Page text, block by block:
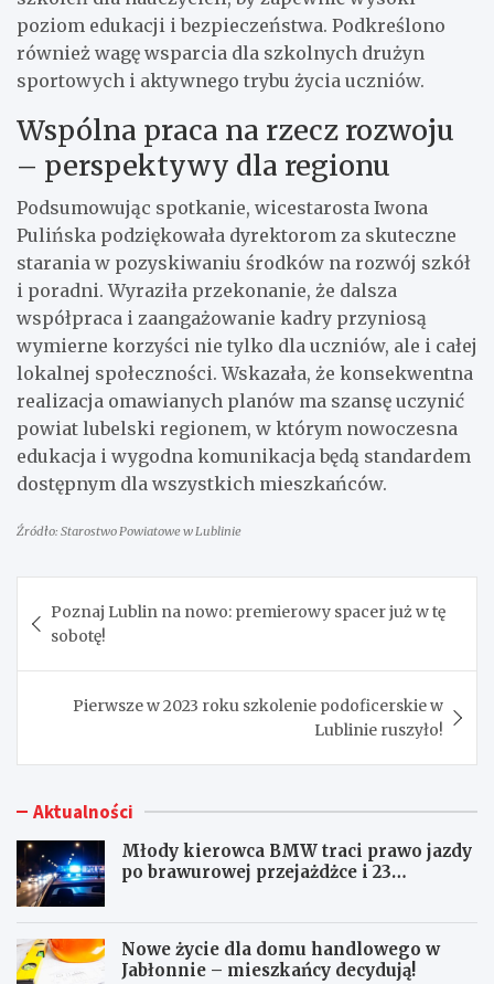
poziom edukacji i bezpieczeństwa. Podkreślono
również wagę wsparcia dla szkolnych drużyn
sportowych i aktywnego trybu życia uczniów.
Wspólna praca na rzecz rozwoju
– perspektywy dla regionu
Podsumowując spotkanie, wicestarosta Iwona
Pulińska podziękowała dyrektorom za skuteczne
starania w pozyskiwaniu środków na rozwój szkół
i poradni. Wyraziła przekonanie, że dalsza
współpraca i zaangażowanie kadry przyniosą
wymierne korzyści nie tylko dla uczniów, ale i całej
lokalnej społeczności. Wskazała, że konsekwentna
realizacja omawianych planów ma szansę uczynić
powiat lubelski regionem, w którym nowoczesna
edukacja i wygodna komunikacja będą standardem
dostępnym dla wszystkich mieszkańców.
Źródło: Starostwo Powiatowe w Lublinie
wpisu
Poznaj Lublin na nowo: premierowy spacer już w tę
sobotę!
Pierwsze w 2023 roku szkolenie podoficerskie w
Lublinie ruszyło!
Aktualności
Młody kierowca BMW traci prawo jazdy
po brawurowej przejażdżce i 23
Nowe życie dla domu handlowego w
Jabłonnie – mieszkańcy decydują!